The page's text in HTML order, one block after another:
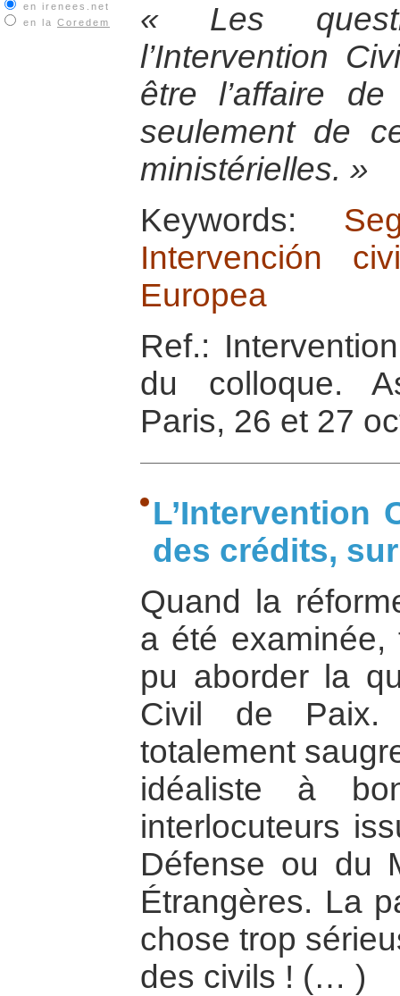
en irenees.net
en la Coredem
« Les
l’Intervention
être l’affaire
seulement de
ministérielles. »
Keywords:
Intervención
Europea
Ref.:
du colloque.
Paris, 26 et 27
L’Intervention
des crédits,
Quand la
a été
pu aborder la
Civil de Paix.
totalement
idéaliste à
interlocuteurs
Défense ou du
Étrangères. La
chose trop
des civils ! (… )